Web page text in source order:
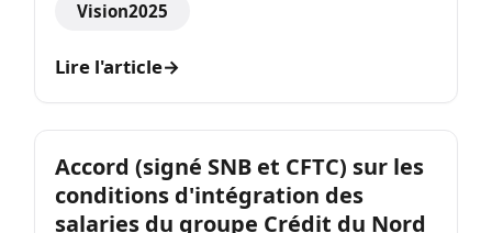
Vision2025
Lire l'article→
Accord (signé SNB et CFTC) sur les
conditions d'intégration des
salaries du groupe Crédit du Nord